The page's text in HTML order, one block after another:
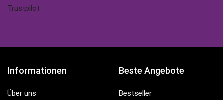
Trustpilot
Informationen
Über uns
Beste Angebote
Bestseller